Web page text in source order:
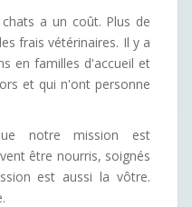
a un coût. Plus de
frais vétérinaires. Il y a
en familles d'accueil et
et qui n'ont personne
notre mission est
être nourris, soignés
est aussi la vôtre.